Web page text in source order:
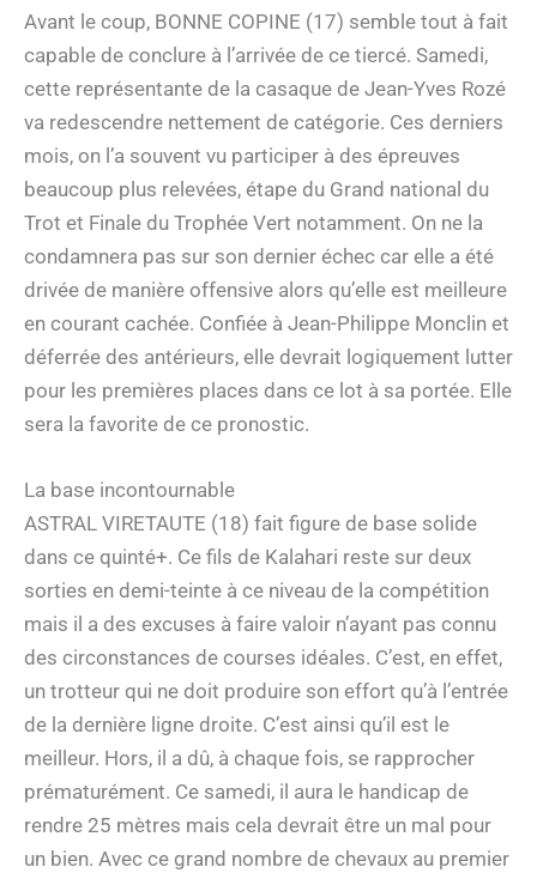
Avant le coup, BONNE COPINE (17) semble tout à fait
capable de conclure à l’arrivée de ce tiercé. Samedi,
cette représentante de la casaque de Jean-Yves Rozé
va redescendre nettement de catégorie. Ces derniers
mois, on l’a souvent vu participer à des épreuves
beaucoup plus relevées, étape du Grand national du
Trot et Finale du Trophée Vert notamment. On ne la
condamnera pas sur son dernier échec car elle a été
drivée de manière offensive alors qu’elle est meilleure
en courant cachée. Confiée à Jean-Philippe Monclin et
déferrée des antérieurs, elle devrait logiquement lutter
pour les premières places dans ce lot à sa portée. Elle
sera la favorite de ce pronostic.
La base incontournable
ASTRAL VIRETAUTE (18) fait figure de base solide
dans ce quinté+. Ce fils de Kalahari reste sur deux
sorties en demi-teinte à ce niveau de la compétition
mais il a des excuses à faire valoir n’ayant pas connu
des circonstances de courses idéales. C’est, en effet,
un trotteur qui ne doit produire son effort qu’à l’entrée
de la dernière ligne droite. C’est ainsi qu’il est le
meilleur. Hors, il a dû, à chaque fois, se rapprocher
prématurément. Ce samedi, il aura le handicap de
rendre 25 mètres mais cela devrait être un mal pour
un bien. Avec ce grand nombre de chevaux au premier